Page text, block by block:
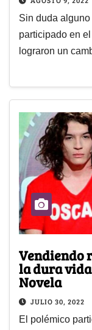
Sin duda
participado en
lograron un
Vendiendo
la dura
Novela
JULIO 30, 2022
El polémico